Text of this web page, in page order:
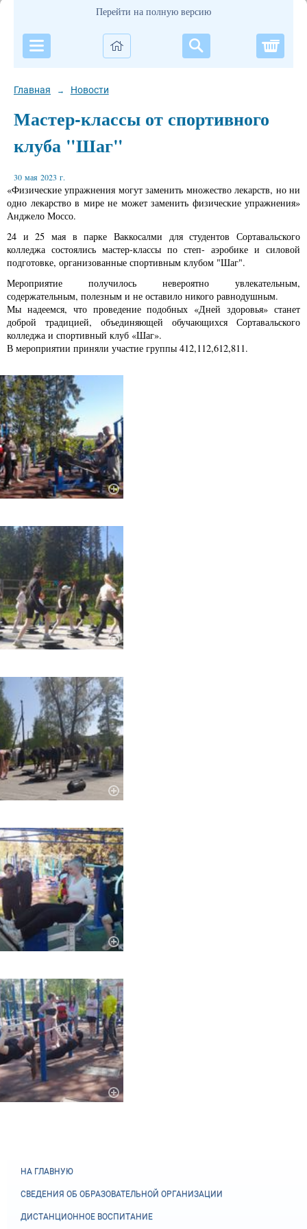
Перейти на полную версию
Главная → Новости
Мастер-классы от спортивного
клуба "Шаг"
30 мая 2023 г.
«Физические упражнения могут заменить множество лекарств, но ни
одно лекарство в мире не может заменить физические упражнения»
Анджело Моссо.
24 и 25 мая в парке Ваккосалми для студентов Сортавальского
колледжа состоялись мастер-классы по степ- аэробике и силовой
подготовке, организованные спортивным клубом "Шаг".
Мероприятие получилось невероятно увлекательным,
содержательным, полезным и не оставило никого равнодушным.
Мы надеемся, что проведение подобных «Дней здоровья» станет
доброй традицией, объединяющей обучающихся Сортавальского
колледжа и спортивный клуб «Шаг».
В мероприятии приняли участие группы 412,112,612,811.
НА ГЛАВНУЮ
СВЕДЕНИЯ ОБ ОБРАЗОВАТЕЛЬНОЙ ОРГАНИЗАЦИИ
ДИСТАНЦИОННОЕ ВОСПИТАНИЕ